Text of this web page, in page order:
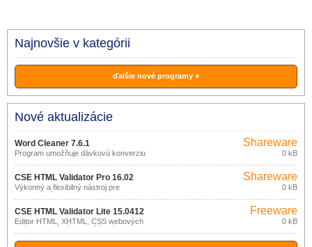
Najnovšie v kategórii
ďalšie nové programy »
Nové aktualizácie
Word Cleaner 7.6.1
Program umožňuje dávkovú konverziu
textov vo formáte.
Shareware
0 kB
CSE HTML Validator Pro 16.02
Výkonný a flexibilný nástroj pre
jednoduchú kontrolu HTML dokumentov.
Shareware
0 kB
CSE HTML Validator Lite 15.0412
Editor HTML, XHTML, CSS webových
stránok ktorý vám pomôže písať
syntakticky korektný HTML kód.
Freeware
0 kB